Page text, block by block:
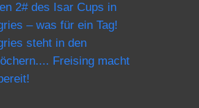
2# des Isar Cups in
– was für ein Tag!
steht in den
Freising macht